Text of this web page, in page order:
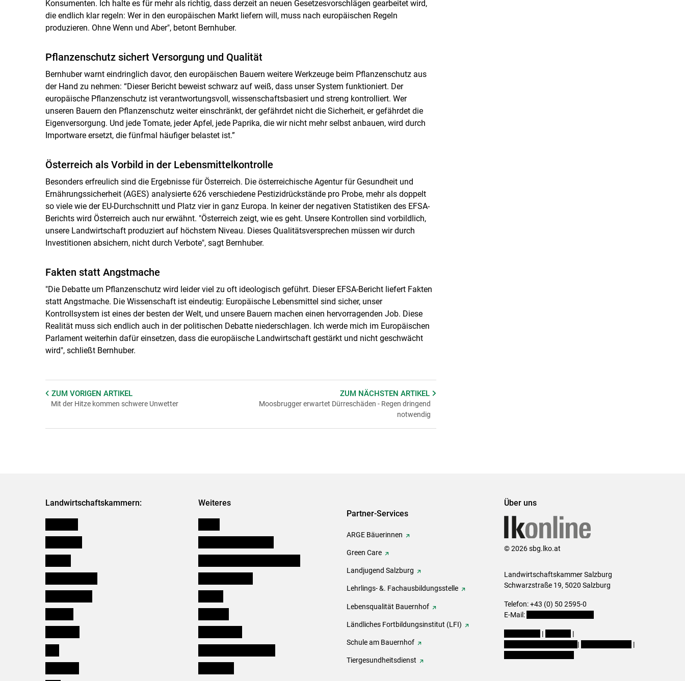
Konsumenten. Ich halte es für mehr als richtig, dass derzeit an neuen Gesetzesvorschlägen gearbeitet wird,
die endlich klar regeln: Wer in den europäischen Markt liefern will, muss nach europäischen Regeln
produzieren. Ohne Wenn und Aber", betont Bernhuber.
Pflanzenschutz sichert Versorgung und Qualität
Bernhuber warnt eindringlich davor, den europäischen Bauern weitere Werkzeuge beim Pflanzenschutz aus
der Hand zu nehmen: “Dieser Bericht beweist schwarz auf weiß, dass unser System funktioniert. Der
europäische Pflanzenschutz ist verantwortungsvoll, wissenschaftsbasiert und streng kontrolliert. Wer
unseren Bauern den Pflanzenschutz weiter einschränkt, der gefährdet nicht die Sicherheit, er gefährdet die
Eigenversorgung. Und jede Tomate, jeder Apfel, jede Paprika, die wir nicht mehr selbst anbauen, wird durch
Importware ersetzt, die fünfmal häufiger belastet ist.”
Österreich als Vorbild in der Lebensmittelkontrolle
Besonders erfreulich sind die Ergebnisse für Österreich. Die österreichische Agentur für Gesundheit und
Ernährungssicherheit (AGES) analysierte 626 verschiedene Pestizidrückstände pro Probe, mehr als doppelt
so viele wie der EU-Durchschnitt und Platz vier in ganz Europa. In keiner der negativen Statistiken des EFSA-
Berichts wird Österreich auch nur erwähnt. "Österreich zeigt, wie es geht. Unsere Kontrollen sind vorbildlich,
unsere Landwirtschaft produziert auf höchstem Niveau. Dieses Qualitätsversprechen müssen wir durch
Investitionen absichern, nicht durch Verbote", sagt Bernhuber.
Fakten statt Angstmache
"Die Debatte um Pflanzenschutz wird leider viel zu oft ideologisch geführt. Dieser EFSA-Bericht liefert Fakten
statt Angstmache. Die Wissenschaft ist eindeutig: Europäische Lebensmittel sind sicher, unser
Kontrollsystem ist eines der besten der Welt, und unsere Bauern machen einen hervorragenden Job. Diese
Realität muss sich endlich auch in der politischen Debatte niederschlagen. Ich werde mich im Europäischen
Parlament weiterhin dafür einsetzen, dass die europäische Landwirtschaft gestärkt und nicht geschwächt
wird", schließt Bernhuber.
ZUM VORIGEN ARTIKEL
Mit der Hitze kommen schwere Unwetter
ZUM NÄCHSTENARTIKEL
Moosbrugger erwartet Dürreschäden - Regen dringend
notwendig
Landwirtschaftskammern: Weiteres
Partner-Services
ARGE Bäuerinnen
Green Care
Landjugend Salzburg
Lehrlings- &. Fachausbildungsstelle
Lebensqualität Bauernhof
Ländliches Fortbildungsinstitut (LFI)
Schule am Bauernhof
Tiergesundheitsdienst
Über uns
© 2026 sbg.lko.at
Landwirtschaftskammer Salzburg
Schwarzstraße 19, 5020 Salzburg
Telefon: +43 (0) 50 2595-0
E-Mail:
|
|
|
|